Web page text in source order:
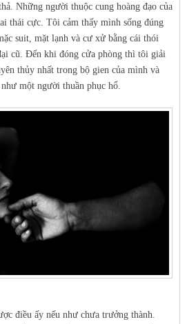
Những người thuộc cung hoàng đạo của
thái cực. Tôi cảm thấy mình sống đúng
suit, mặt lạnh và cư xử bằng cái thói
cũ. Đến khi đóng cửa phòng thì tôi giải
thủy nhất trong bộ gien của mình và
một người thuần phục hổ.
điều ấy nếu như chưa trưởng thành.